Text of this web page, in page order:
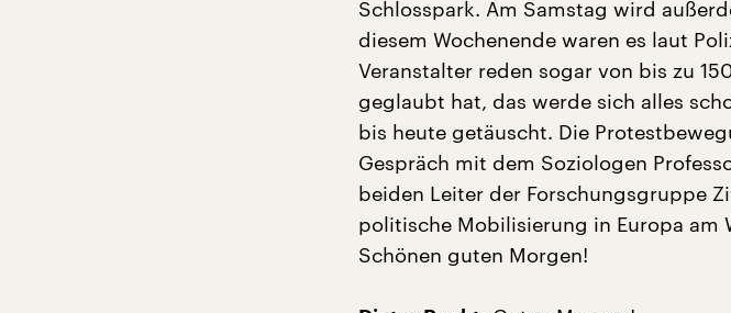
Schlosspark. Am Samstag wird
diesem Wochenende waren es laut
Veranstalter reden sogar von bis zu
geglaubt hat, das werde sich alles
bis heute getäuscht. Die
Gespräch mit dem Soziologen
beiden Leiter der Forschungsgruppe
politische Mobilisierung in Europa am
Schönen guten Morgen!